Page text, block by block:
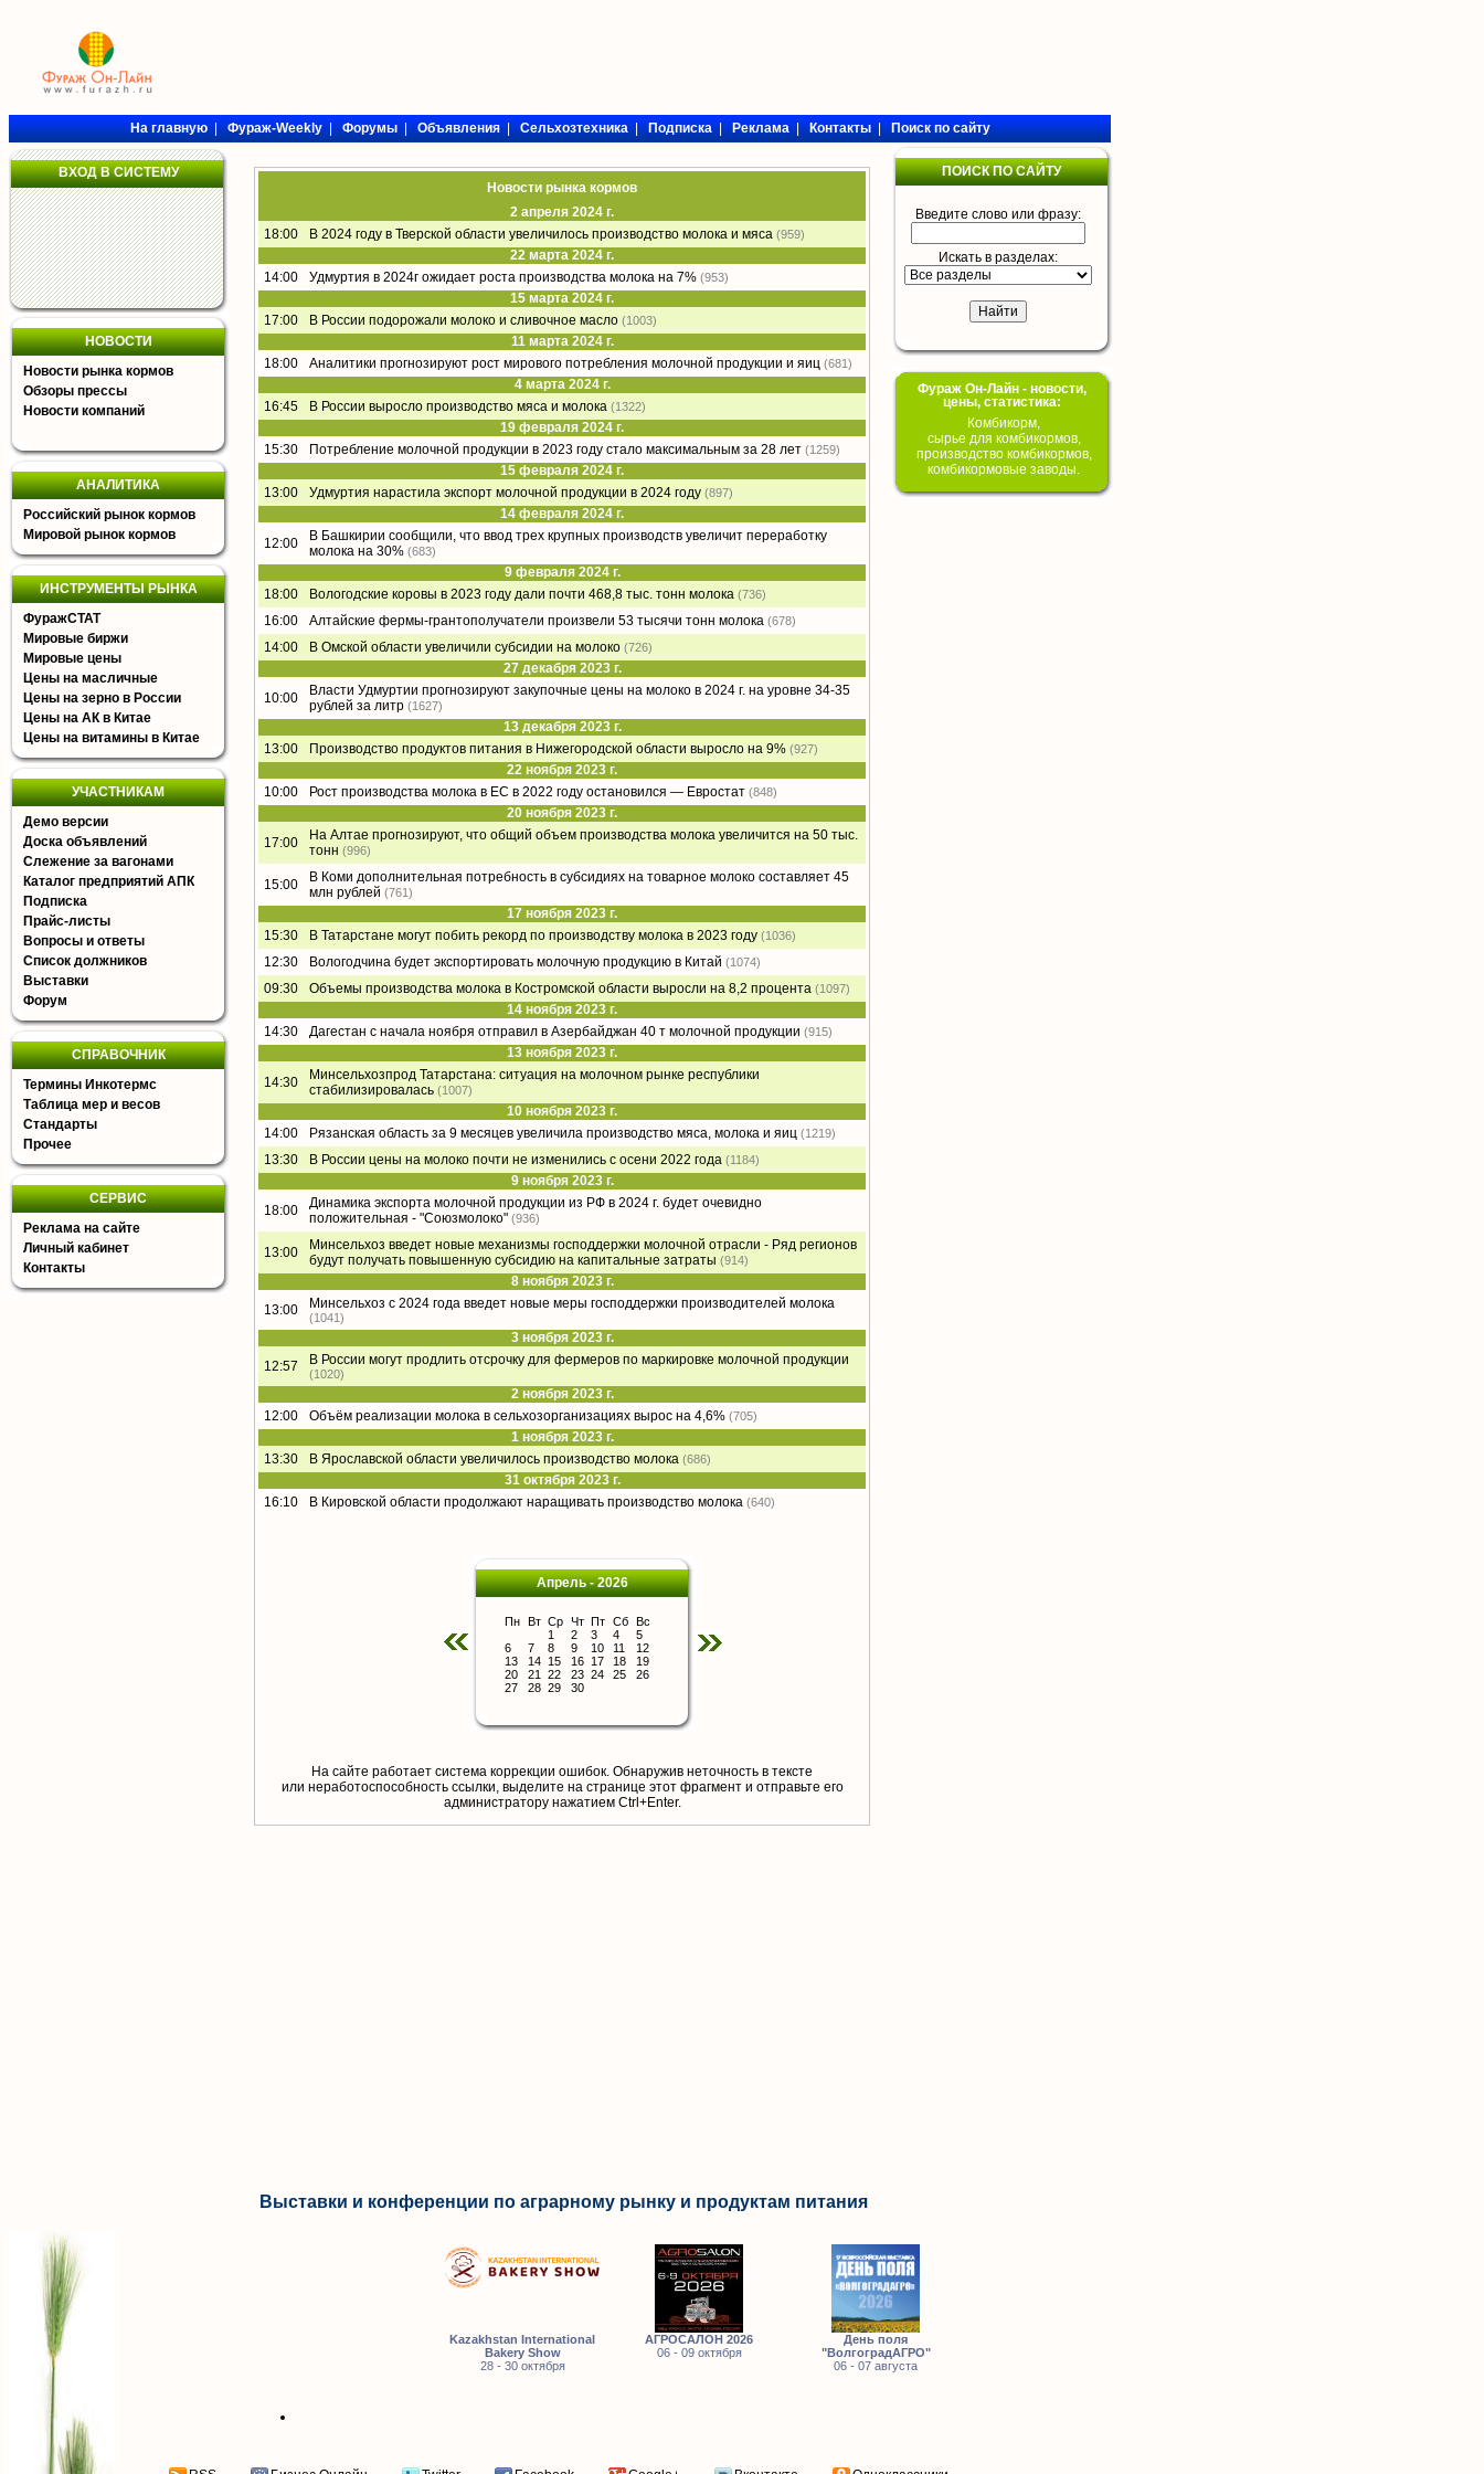
На главную|Фураж-Weekly|Форумы|Объявления|Сельхозтехника|Подписка|Реклама|Контакты|Поиск по сайту
ВХОД В СИСТЕМУ
НОВОСТИ
Новости рынка кормов
Обзоры прессы
Новости компаний
АНАЛИТИКА
Российский рынок кормов
Мировой рынок кормов
ИНСТРУМЕНТЫ РЫНКА
ФуражСТАТ
Мировые биржи
Мировые цены
Цены на масличные
Цены на зерно в России
Цены на АК в Китае
Цены на витамины в Китае
УЧАСТНИКАМ
Демо версии
Доска объявлений
Слежение за вагонами
Каталог предприятий АПК
Подписка
Прайс-листы
Вопросы и ответы
Список должников
Выставки
Форум
СПРАВОЧНИК
Термины Инкотермс
Таблица мер и весов
Стандарты
Прочее
СЕРВИС
Реклама на сайте
Личный кабинет
Контакты
Новости рынка кормов
2 апреля 2024 г.
18:00
В 2024 году в Тверской области увеличилось производство молока и мяса (959)
22 марта 2024 г.
14:00
Удмуртия в 2024г ожидает роста производства молока на 7% (953)
15 марта 2024 г.
17:00
В России подорожали молоко и сливочное масло (1003)
11 марта 2024 г.
18:00
Аналитики прогнозируют рост мирового потребления молочной продукции и яиц (681)
4 марта 2024 г.
16:45
В России выросло производство мяса и молока (1322)
19 февраля 2024 г.
15:30
Потребление молочной продукции в 2023 году стало максимальным за 28 лет (1259)
15 февраля 2024 г.
13:00
Удмуртия нарастила экспорт молочной продукции в 2024 году (897)
14 февраля 2024 г.
12:00
В Башкирии сообщили, что ввод трех крупных производств увеличит переработку
молока на 30% (683)
9 февраля 2024 г.
18:00
Вологодские коровы в 2023 году дали почти 468,8 тыс. тонн молока (736)
16:00 Алтайские фермы-грантополучатели произвели 53 тысячи тонн молока (678)
14:00 В Омской области увеличили субсидии на молоко (726)
27 декабря 2023 г.
10:00
Власти Удмуртии прогнозируют закупочные цены на молоко в 2024 г. на уровне 34-35
рублей за литр (1627)
13 декабря 2023 г.
13:00
Производство продуктов питания в Нижегородской области выросло на 9% (927)
22 ноября 2023 г.
10:00
Рост производства молока в ЕС в 2022 году остановился — Евростат (848)
20 ноября 2023 г.
17:00
На Алтае прогнозируют, что общий объем производства молока увеличится на 50 тыс.
тонн (996)
15:00
В Коми дополнительная потребность в субсидиях на товарное молоко составляет 45
млн рублей (761)
17 ноября 2023 г.
15:30
В Татарстане могут побить рекорд по производству молока в 2023 году (1036)
12:30 Вологодчина будет экспортировать молочную продукцию в Китай (1074)
09:30 Объемы производства молока в Костромской области выросли на 8,2 процента (1097)
14 ноября 2023 г.
14:30
Дагестан с начала ноября отправил в Азербайджан 40 т молочной продукции (915)
13 ноября 2023 г.
14:30
Минсельхозпрод Татарстана: ситуация на молочном рынке республики
стабилизировалась (1007)
10 ноября 2023 г.
14:00
Рязанская область за 9 месяцев увеличила производство мяса, молока и яиц (1219)
13:30 В России цены на молоко почти не изменились с осени 2022 года (1184)
9 ноября 2023 г.
18:00
Динамика экспорта молочной продукции из РФ в 2024 г. будет очевидно
положительная - "Союзмолоко" (936)
13:00
Минсельхоз введет новые механизмы господдержки молочной отрасли - Ряд регионов
будут получать повышенную субсидию на капитальные затраты (914)
8 ноября 2023 г.
13:00
Минсельхоз с 2024 года введет новые меры господдержки производителей молока
(1041)
3 ноября 2023 г.
12:57
В России могут продлить отсрочку для фермеров по маркировке молочной продукции
(1020)
2 ноября 2023 г.
12:00
Объём реализации молока в сельхозорганизациях вырос на 4,6% (705)
1 ноября 2023 г.
13:30
В Ярославской области увеличилось производство молока (686)
31 октября 2023 г.
16:10
В Кировской области продолжают наращивать производство молока (640)
Апрель - 2026
Пн Вт Ср Чт Пт Сб Вс
1
2 3 4
5
6
7 8 9 10 11
12
13
14 15 16 17 18
19
20
21 22 23 24 25
26
27
28 29 30
На сайте работает система коррекции ошибок. Обнаружив неточность в тексте
или неработоспособность ссылки, выделите на странице этот фрагмент и отправьте его
aдминистратору нажатием Ctrl+Enter.
ПОИСК ПО САЙТУ
Введите слово или фразу:
Искать в разделах:
Фураж Он-Лайн - новости,
цены, статистика:
Комбикорм,
сырье для комбикормов,
производство комбикормов,
комбикормовые заводы.
Выставки и конференции по аграрному рынку и продуктам питания
Kazakhstan International
Bakery Show
28 - 30 октября
АГРОСАЛОН 2026
06 - 09 октября
День поля
"ВолгоградАГРО"
06 - 07 августа